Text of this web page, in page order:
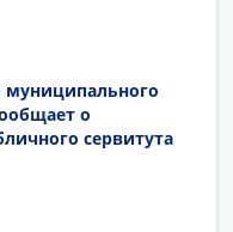
муниципального
о
сервитута